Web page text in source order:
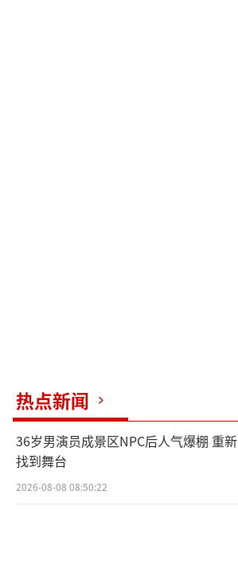
热点新闻
36岁男演员成景区NPC后人气爆棚 重新
找到舞台
2026-08-08 08:50:22